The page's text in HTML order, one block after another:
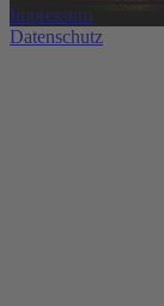
Impressum
Datenschutz